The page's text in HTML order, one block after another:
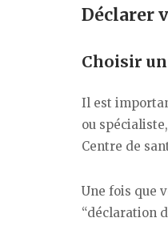
Déclarer
Choisir
Il est
ou
Centre de
Une fois que
“déclaration